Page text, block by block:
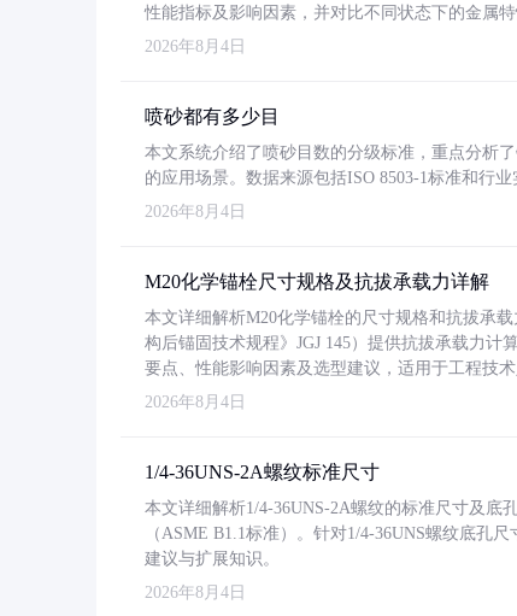
性能指标及影响因素，并对比不同状态下的金属
2026年8月4日
喷砂都有多少目
本文系统介绍了喷砂目数的分级标准，重点分析
的应用场景。数据来源包括ISO 8503-1标准和行
2026年8月4日
M20化学锚栓尺寸规格及抗拔承载力详解
本文详细解析M20化学锚栓的尺寸规格和抗拔承
构后锚固技术规程》JGJ 145）提供抗拔承载力计
要点、性能影响因素及选型建议，适用于工程技术
2026年8月4日
1/4-36UNS-2A螺纹标准尺寸
本文详细解析1/4-36UNS-2A螺纹的标准尺寸及底
（ASME B1.1标准）。针对1/4-36UNS螺纹底孔
建议与扩展知识。
2026年8月4日